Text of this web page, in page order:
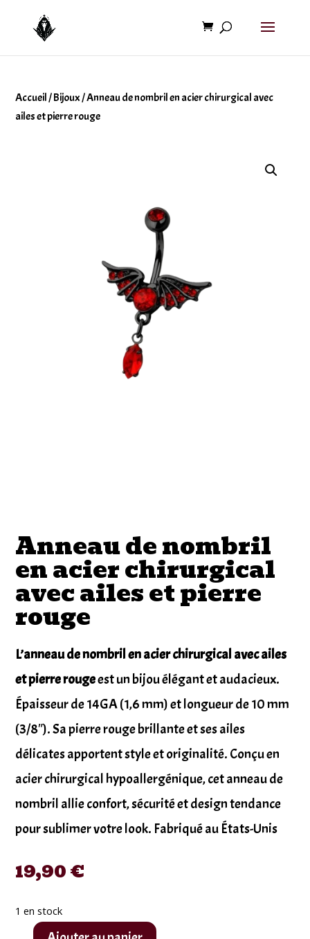
Accueil/Bijoux/ Anneau de nombril en acier chirurgical avec
ailes et pierre rouge
Anneau de nombril
en acier chirurgical
avec ailes et pierre
rouge
L’anneau de nombril en acier chirurgical avec ailes
et pierre rougeest un bijou élégant et audacieux.
Épaisseur de 14GA (1,6 mm) et longueur de 10 mm
(3/8″). Sa pierre rouge brillante et ses ailes
délicates apportent style et originalité. Conçu en
acier chirurgical hypoallergénique, cet anneau de
nombril allie confort, sécurité et design tendance
pour sublimer votre look. Fabriqué au États-Unis
19,90€
1 en stock